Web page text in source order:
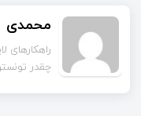
محمدی
راهکارهای
چقدر